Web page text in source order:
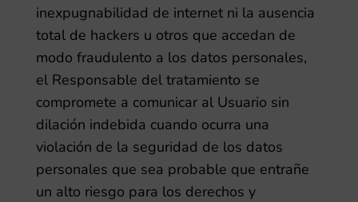
inexpugnabilidad de internet ni la ausencia
total de hackers u otros que accedan de
modo fraudulento a los datos personales,
el Responsable del tratamiento se
compromete a comunicar al Usuario sin
dilación indebida cuando ocurra una
violación de la seguridad de los datos
personales que sea probable que entrañe
un alto riesgo para los derechos y